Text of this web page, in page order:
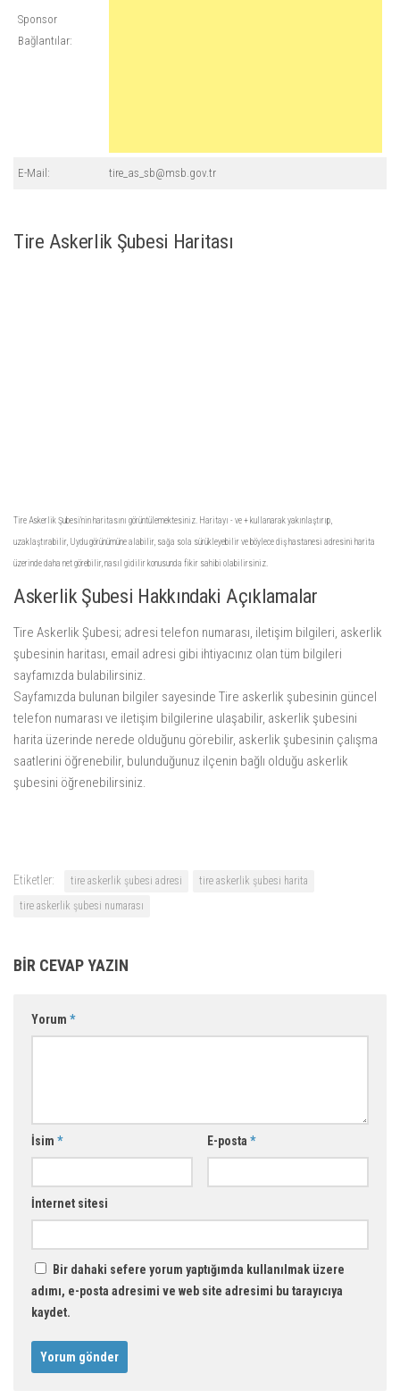
Sponsor
Bağlantılar:
E-Mail: tire_as_sb@msb.gov.tr
Tire Askerlik Şubesi Haritası
Tire Askerlik Şubesi'nin haritasını görüntülemektesiniz. Haritayı - ve + kullanarak yakınlaştırıp,
uzaklaştırabilir, Uydu görünümüne alabilir, sağa sola sürükleyebilir ve böylece diş hastanesi adresini harita
üzerinde daha net görebilir, nasıl gidilir konusunda fikir sahibi olabilirsiniz.
Askerlik Şubesi Hakkındaki Açıklamalar
Tire Askerlik Şubesi; adresi telefon numarası, iletişim bilgileri, askerlik
şubesinin haritası, email adresi gibi ihtiyacınız olan tüm bilgileri
sayfamızda bulabilirsiniz.
Sayfamızda bulunan bilgiler sayesinde Tire askerlik şubesinin güncel
telefon numarası ve iletişim bilgilerine ulaşabilir, askerlik şubesini
harita üzerinde nerede olduğunu görebilir, askerlik şubesinin çalışma
saatlerini öğrenebilir, bulunduğunuz ilçenin bağlı olduğu askerlik
şubesini öğrenebilirsiniz.
Etiketler: tire askerlik şubesi adresi
tire askerlik şubesi harita
tire askerlik şubesi numarası
BIR CEVAP YAZIN
Yorum *
İsim * E-posta *
İnternet sitesi
Bir dahaki sefere yorum yaptığımda kullanılmak üzere
adımı, e-posta adresimi ve web site adresimi bu tarayıcıya
kaydet.